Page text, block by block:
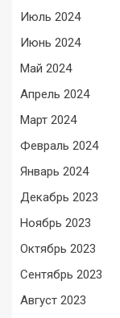
Июль 2024
Июнь 2024
Май 2024
Апрель 2024
Март 2024
Февраль 2024
Январь 2024
Декабрь 2023
Ноябрь 2023
Октябрь 2023
Сентябрь 2023
Август 2023